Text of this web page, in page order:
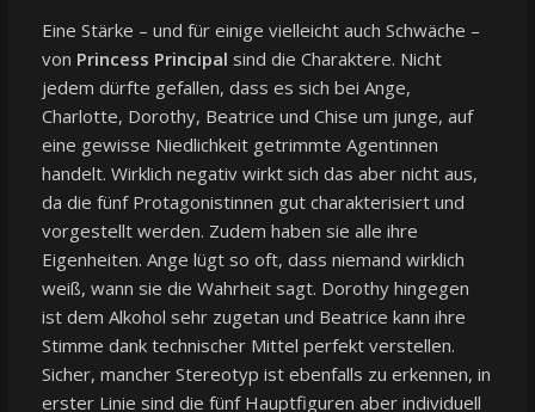
Eine Stärke – und für einige vielleicht auch Schwäche –
von Princess Principal sind die Charaktere. Nicht
jedem dürfte gefallen, dass es sich bei Ange,
Charlotte, Dorothy, Beatrice und Chise um junge, auf
eine gewisse Niedlichkeit getrimmte Agentinnen
handelt. Wirklich negativ wirkt sich das aber nicht aus,
da die fünf Protagonistinnen gut charakterisiert und
vorgestellt werden. Zudem haben sie alle ihre
Eigenheiten. Ange lügt so oft, dass niemand wirklich
weiß, wann sie die Wahrheit sagt. Dorothy hingegen
ist dem Alkohol sehr zugetan und Beatrice kann ihre
Stimme dank technischer Mittel perfekt verstellen.
Sicher, mancher Stereotyp ist ebenfalls zu erkennen, in
erster Linie sind die fünf Hauptfiguren aber individuell